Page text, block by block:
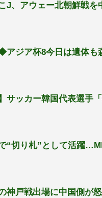
J、アウェー北朝鮮戦を
ジア杯8今日は遺体も
】サッカー韓国代表選
“切り札”として活躍
神戸戦出場に中国側が